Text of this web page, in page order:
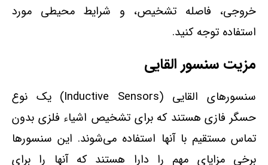
خروجی، فاصله تشخیص، و شرایط محیطی مورد
استفاده توجه کنید.
مزیت سنسور القایی
سنسورهای القایی (Inductive Sensors) یک نوع
حسگر فازی هستند که برای تشخیص اشیاء فلزی بدون
تماس مستقیم با آنها استفاده می‌شوند. این سنسورها
برخی مزایای مهم را دارا هستند که آنها را برای